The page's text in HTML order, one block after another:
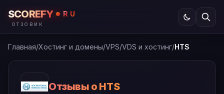
SCOREFY RU
ОТЗОВИК
Главная/Хостинг и домены/VPS/VDS и хостинг/HTS
Отзывы о HTS